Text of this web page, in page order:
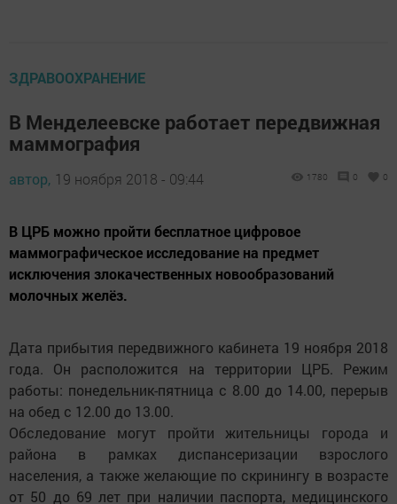
ЗДРАВООХРАНЕНИЕ
В Менделеевске работает передвижная
маммография
автор, 19 ноября 2018 - 09:44 1780 0 0
В ЦРБ можно пройти бесплатное цифровое
маммографическое исследование на предмет
исключения злокачественных новообразований
молочных желёз.
Дата прибытия передвижного кабинета 19 ноября 2018
года. Он расположится на территории ЦРБ. Режим
работы: понедельник-пятница с 8.00 до 14.00, перерыв
на обед с 12.00 до 13.00.
Обследование могут пройти жительницы города и
района в рамках диспансеризации взрослого
населения, а также желающие по скринингу в возрасте
от 50 до 69 лет при наличии паспорта, медицинского